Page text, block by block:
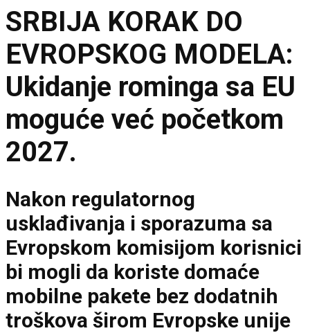
SRBIJA KORAK DO
EVROPSKOG MODELA:
Ukidanje rominga sa EU
moguće već početkom
2027.
Nakon regulatornog
usklađivanja i sporazuma sa
Evropskom komisijom korisnici
bi mogli da koriste domaće
mobilne pakete bez dodatnih
troškova širom Evropske unije